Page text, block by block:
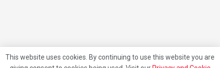
This website uses cookies. By continuing to use this website you are